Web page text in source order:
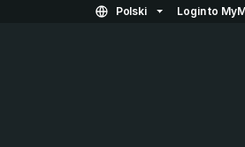
Polski Login to